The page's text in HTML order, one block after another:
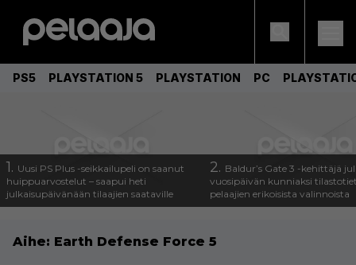
PS5 PLAYSTATION 5 PLAYSTATION PC
1. Uusi PS Plus -seikkailupeli on saanut
huippuarvostelut – saapui heti
julkaisupäivänään tilaajien saataville
2. Baldur’s Gate 3 -kehittäjä
vuosipäivän kunniaksi
pelaajien erikoisista valinnoista
Aihe: Earth Defense Force 5